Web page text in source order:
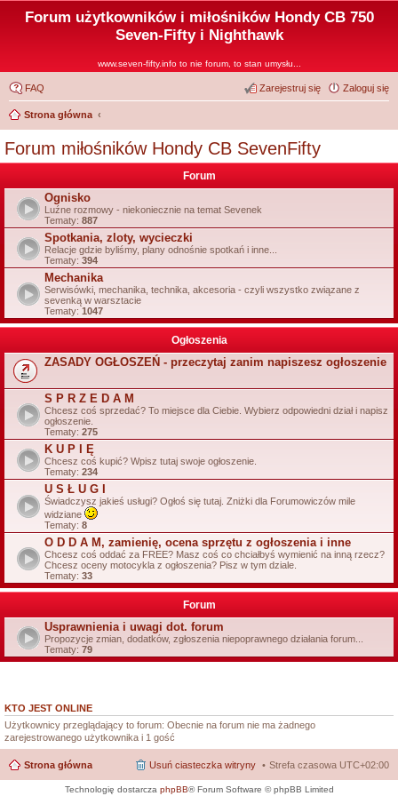
Forum użytkowników i miłośników Hondy CB 750
Seven-Fifty i Nighthawk
www.seven-fifty.info to nie forum, to stan umysłu...
FAQ Zaloguj się
Zarejestruj się
Strona główna
Forum miłośników Hondy CB SevenFifty
Forum
Ognisko
Luźne rozmowy - niekoniecznie na temat Sevenek
Tematy: 887
Spotkania, zloty, wycieczki
Relacje gdzie byliśmy, plany odnośnie spotkań i inne...
Tematy: 394
Mechanika
Serwisówki, mechanika, technika, akcesoria - czyli wszystko związane z
sevenką w warsztacie
Tematy: 1047
Ogłoszenia
ZASADY OGŁOSZEŃ - przeczytaj zanim napiszesz ogłoszenie
S P R Z E D A M
Chcesz coś sprzedać? To miejsce dla Ciebie. Wybierz odpowiedni dział i napisz
ogłoszenie.
Tematy: 275
K U P I Ę
Chcesz coś kupić? Wpisz tutaj swoje ogłoszenie.
Tematy: 234
U S Ł U G I
Świadczysz jakieś usługi? Ogłoś się tutaj. Zniżki dla Forumowiczów mile
widziane
Tematy: 8
O D D A M, zamienię, ocena sprzętu z ogłoszenia i inne
Chcesz coś oddać za FREE? Masz coś co chciałbyś wymienić na inną rzecz?
Chcesz oceny motocykla z ogłoszenia? Pisz w tym dziale.
Tematy: 33
Forum
Usprawnienia i uwagi dot. forum
Propozycje zmian, dodatków, zgłoszenia niepoprawnego działania forum...
Tematy: 79
KTO JEST ONLINE
Użytkownicy przeglądający to forum: Obecnie na forum nie ma żadnego
zarejestrowanego użytkownika i 1 gość
Strona główna Strefa czasowa UTC+02:00
Usuń ciasteczka witryny
Technologię dostarcza phpBB® Forum Software © phpBB Limited